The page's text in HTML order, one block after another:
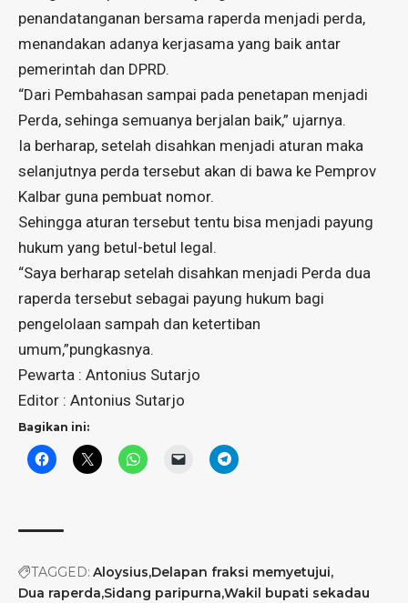
penandatanganan bersama raperda menjadi perda,
menandakan adanya kerjasama yang baik antar
pemerintah dan DPRD.
“Dari Pembahasan sampai pada penetapan menjadi
Perda, sehinga semuanya berjalan baik,” ujarnya.
Ia berharap, setelah disahkan menjadi aturan maka
selanjutnya perda tersebut akan di bawa ke Pemprov
Kalbar guna pembuat nomor.
Sehingga aturan tersebut tentu bisa menjadi payung
hukum yang betul-betul legal.
“Saya berharap setelah disahkan menjadi Perda dua
raperda tersebut sebagai payung hukum bagi
pengelolaan sampah dan ketertiban
umum,”pungkasnya.
Pewarta : Antonius Sutarjo
Editor : Antonius Sutarjo
Bagikan ini:
TAGGED: Aloysius Delapan fraksi memyetujui
Dua raperda Sidang paripurna Wakil bupati sekadau